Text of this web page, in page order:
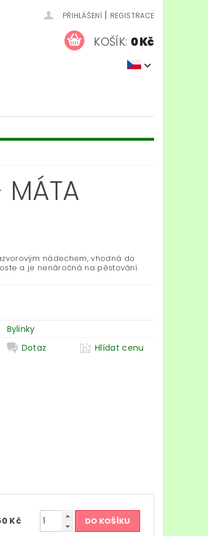
PŘIHLÁŠENÍ | REGISTRACE
KOŠÍK: 0 Kč
MÁTA
nádechem, vhodná do
a je nenáročná na pěstování.
Bylinky
Dotaz Hlídat cenu
Kč